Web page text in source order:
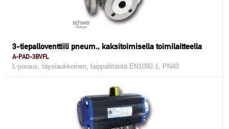
3-tiepalloventtiili pneum., kaksitoimisella toimilaitteella
A-PAD-3BVFL
L-poraus, täysiaukkoinen, laippaliitäntä EN1092-1, PN40